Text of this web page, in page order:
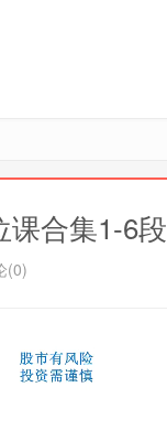
合集1-6段
(0)